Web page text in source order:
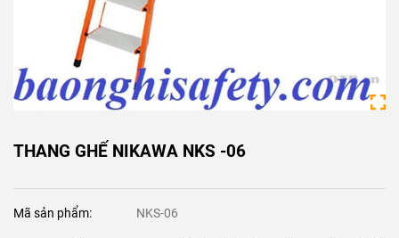
THANG GHẾ NIKAWA NKS -06
Mã sản phẩm: NKS-06